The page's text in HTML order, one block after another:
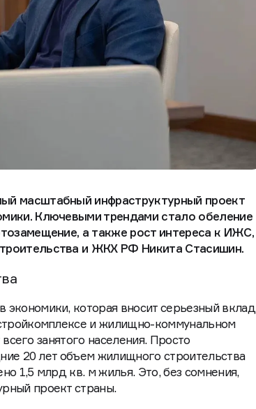
масштабный инфраструктурный проект
Ключевыми трендами стало обеление
а также рост интереса к ИЖС,
и ЖКХ РФ Никита Стасишин.
которая вносит серьезный вклад
и жилищно-коммунальном
занятого населения. Просто
20 лет объем жилищного строительства
1,5 млрд кв. м жилья. Это, без сомнения,
проект страны.